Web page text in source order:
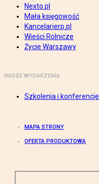
Nexto.pl
Mała księgowość
Kancelarierp.pl
Wieści Rolnicze
Życie Warszawy
NASZE WYDARZENIA
Szkolenia i konferencje
MAPA STRONY
OFERTA PRODUKTOWA